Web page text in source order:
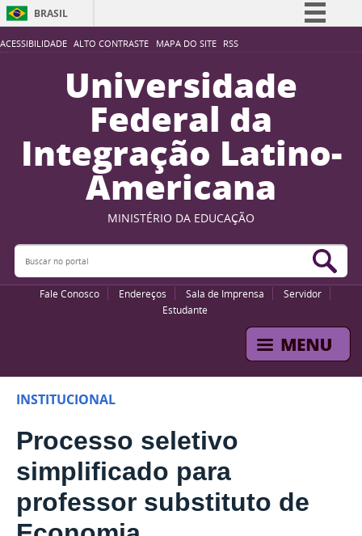
ACESSIBILIDADE ALTO CONTRASTE MAPA DO SITE RSS
BRASIL
Simplifique!
Participe
Acesso à informação
Legislação
Canais
Universidade
Federal da
Integração Latino-
Americana
MINISTÉRIO DA EDUCAÇÃO
Buscar no portal
Fale Conosco Endereços Sala de Imprensa
Servidor
Estudante
INSTITUCIONAL
Processo seletivo
simplificado para
professor substituto de